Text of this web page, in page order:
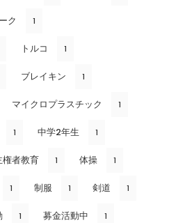
ク 1
トルコ 1
ブレイキン 1
マイクロプラスチック 1
1 中学2年生 1
権者教育 1 体操 1
1 制服 1 剣道 1
1 募金活動中 1